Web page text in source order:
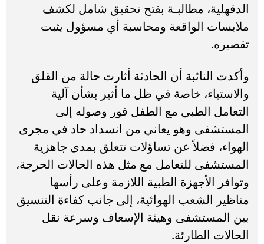
الدقهلية، مطالبـة بفتح تحقيق شامل لكشف
ملابسات الواقعة ومحاسبة أي مسؤول يثبت
تقصيره.
وأكدت النائبة أن الحادثة أثارت حالة من القلق
والاستياء، خاصة في ظل ما أثير بشأن آلية
التعامل الطبي مع الطفل فور وصوله إلى
المستشفى وهو يعاني من انسداد حاد في مجرى
الهواء، فضلاً عن تساؤلات تتعلق بمدى جاهزية
المستشفى للتعامل مع مثل هذه الحالات الحرجة،
وتوافر الأجهزة الطبية اللازمة وعلى رأسها
مناظير الشعب الهوائية، إلى جانب كفاءة التنسيق
بين المستشفى وهيئة الإسعاف وسرعة نقل
الحالات الطارئة.